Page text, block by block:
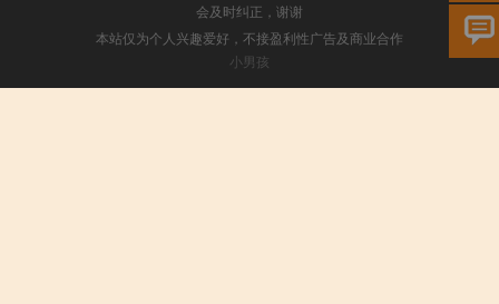
会及时纠正，谢谢
本站仅为个人兴趣爱好，不接盈利性广告及商业合作
小男孩